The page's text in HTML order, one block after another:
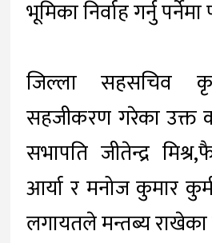
भूमिका निर्वाह गर्नु
जिल्ला सहसचिव
सहजीकरण गरेका उक्त
सभापति जीतेन्द्र
आर्या र मनोज कुमार
लगायतले मन्तब्य राखेका